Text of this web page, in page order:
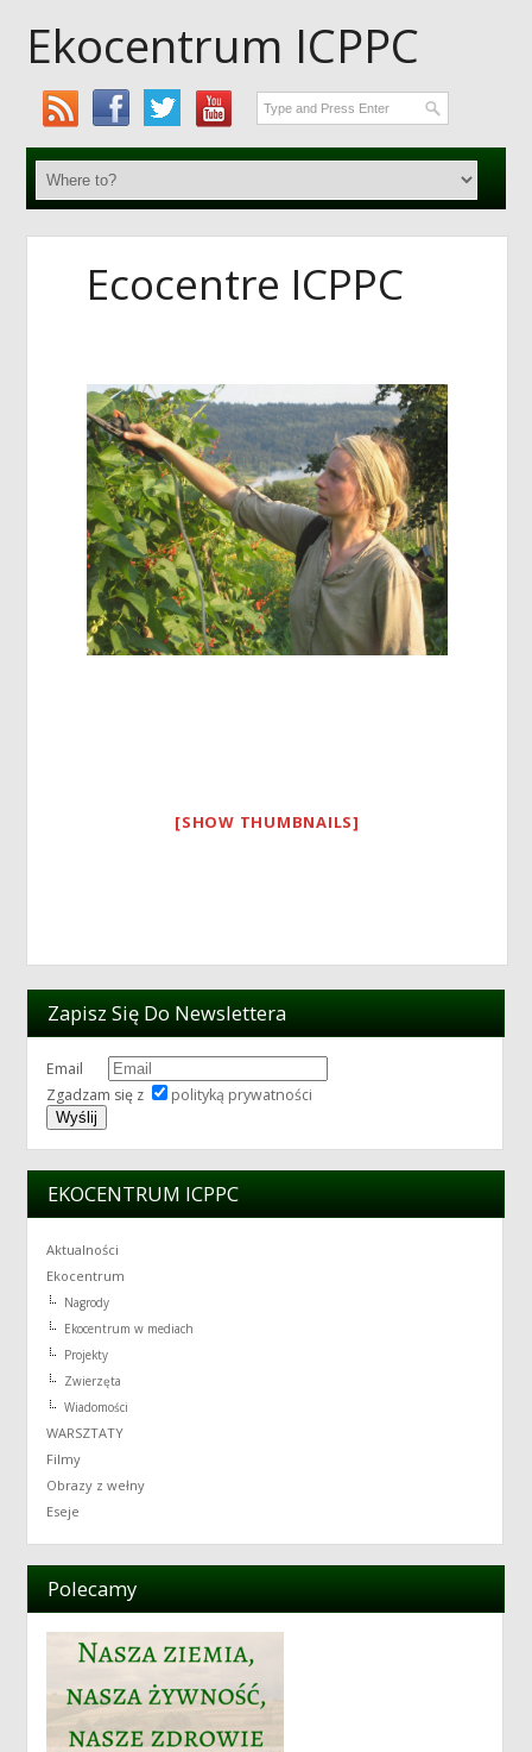
Ekocentrum ICPPC
Ecocentre ICPPC
[SHOW THUMBNAILS]
Zapisz Się Do Newslettera
Email
Zgadzam się z
polityką prywatności
EKOCENTRUM ICPPC
Aktualności
Ekocentrum
Nagrody
Ekocentrum w mediach
Projekty
Zwierzęta
Wiadomości
WARSZTATY
Filmy
Obrazy z wełny
Eseje
Polecamy